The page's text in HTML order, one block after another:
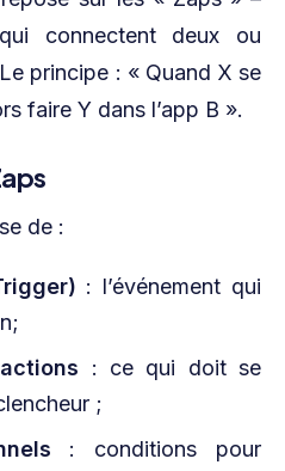
connectent deux ou
principe : « Quand X se
faire Y dans l’app B ».
de :
: l’événement qui
: ce qui doit se
;
: conditions pour